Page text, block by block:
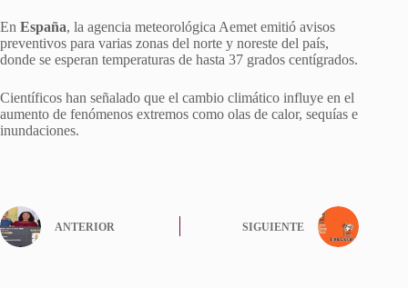
En España, la agencia meteorológica Aemet emitió avisos
preventivos para varias zonas del norte y noreste del país,
donde se esperan temperaturas de hasta 37 grados centígrados.
Científicos han señalado que el cambio climático influye en el
aumento de fenómenos extremos como olas de calor, sequías e
inundaciones.
ANTERIOR SIGUIENTE